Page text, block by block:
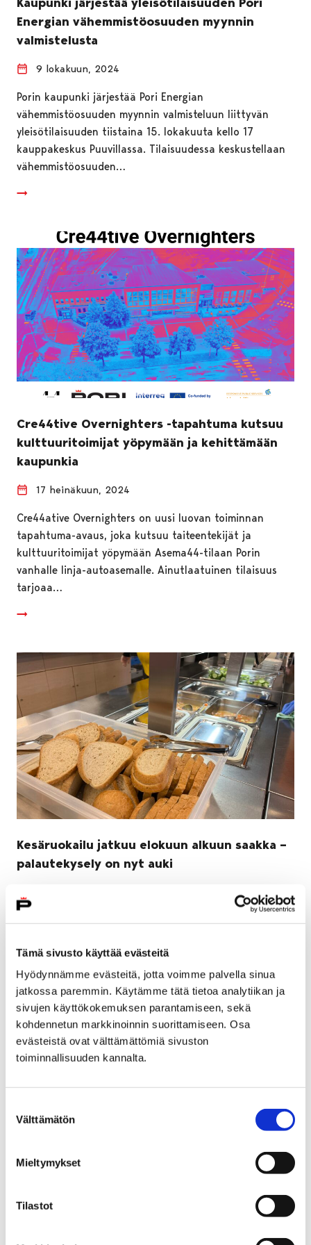
Tämä sivusto käyttää evästeitä
Hyödynnämme evästeitä, jotta voimme palvella sinua
jatkossa paremmin. Käytämme tätä tietoa analytiikan ja
sivujen käyttökokemuksen parantamiseen, sekä
kohdennetun markkinoinnin suorittamiseen. Osa
evästeistä ovat välttämättömiä sivuston
toiminnallisuuden kannalta.
valinta
Välttämätön
Mieltymykset
Tilastot
Energian vähemmistöosuuden myynnin
valmistelusta
9 lokakuun, 2024
Porin kaupunki järjestää Pori Energian
vähemmistöosuuden myynnin valmisteluun liittyvän
yleisötilaisuuden tiistaina 15. lokakuuta kello 17
kauppakeskus Puuvillassa. Tilaisuudessa keskustellaan
vähemmistöosuuden…
Cre44tive Overnighters -tapahtuma kutsuu
kulttuuritoimijat yöpymään ja kehittämään
kaupunkia
17 heinäkuun, 2024
Cre44ative Overnighters on uusi luovan toiminnan
tapahtuma-avaus, joka kutsuu taiteentekijät ja
kulttuuritoimijat yöpymään Asema44-tilaan Porin
vanhalle linja-autoasemalle. Ainutlaatuinen tilaisuus
tarjoaa…
Kesäruokailu jatkuu elokuun alkuun saakka –
palautekysely on nyt auki
Suosittu lasten ja nuorten kesäruokailu on tavoittanut
jatkuu vielä tämän kesän osalta Ahlaisissa…
Tunnetko olosi turvalliseksi Porin